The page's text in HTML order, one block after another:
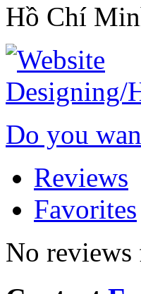
Hồ Chí
Do you
Reviews
Favorites
No reviews